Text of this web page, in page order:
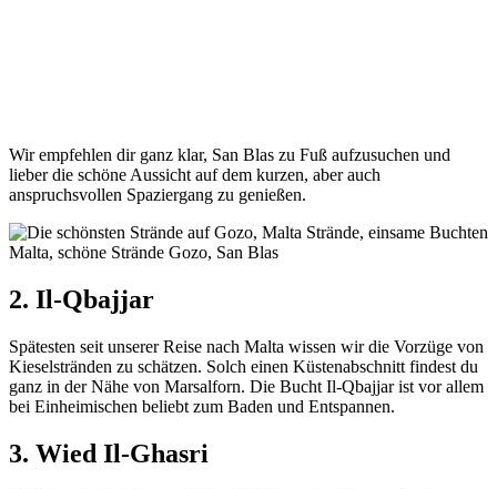
Wir empfehlen dir ganz klar, San Blas zu Fuß aufzusuchen und
lieber die schöne Aussicht auf dem kurzen, aber auch
anspruchsvollen Spaziergang zu genießen.
2. Il-Qbajjar
Spätesten seit unserer Reise nach Malta wissen wir die Vorzüge von
Kieselstränden zu schätzen. Solch einen Küstenabschnitt findest du
ganz in der Nähe von Marsalforn. Die Bucht Il-Qbajjar ist vor allem
bei Einheimischen beliebt zum Baden und Entspannen.
3. Wied Il-Ghasri